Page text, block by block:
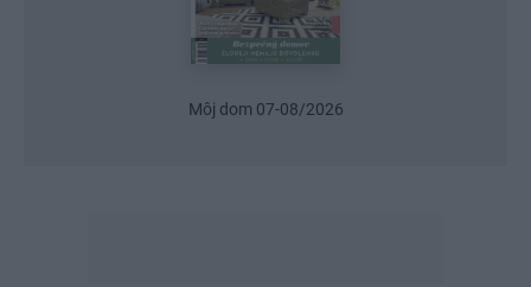
Môj dom 07-08/2026